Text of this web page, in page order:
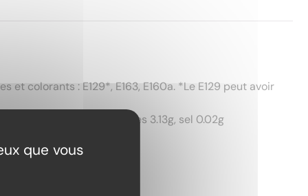
colorants : E129*, E163, E160a. *Le E129 peut avoir
sucres 46.24g, protéines 3.13g, sel 0.02g
que vous